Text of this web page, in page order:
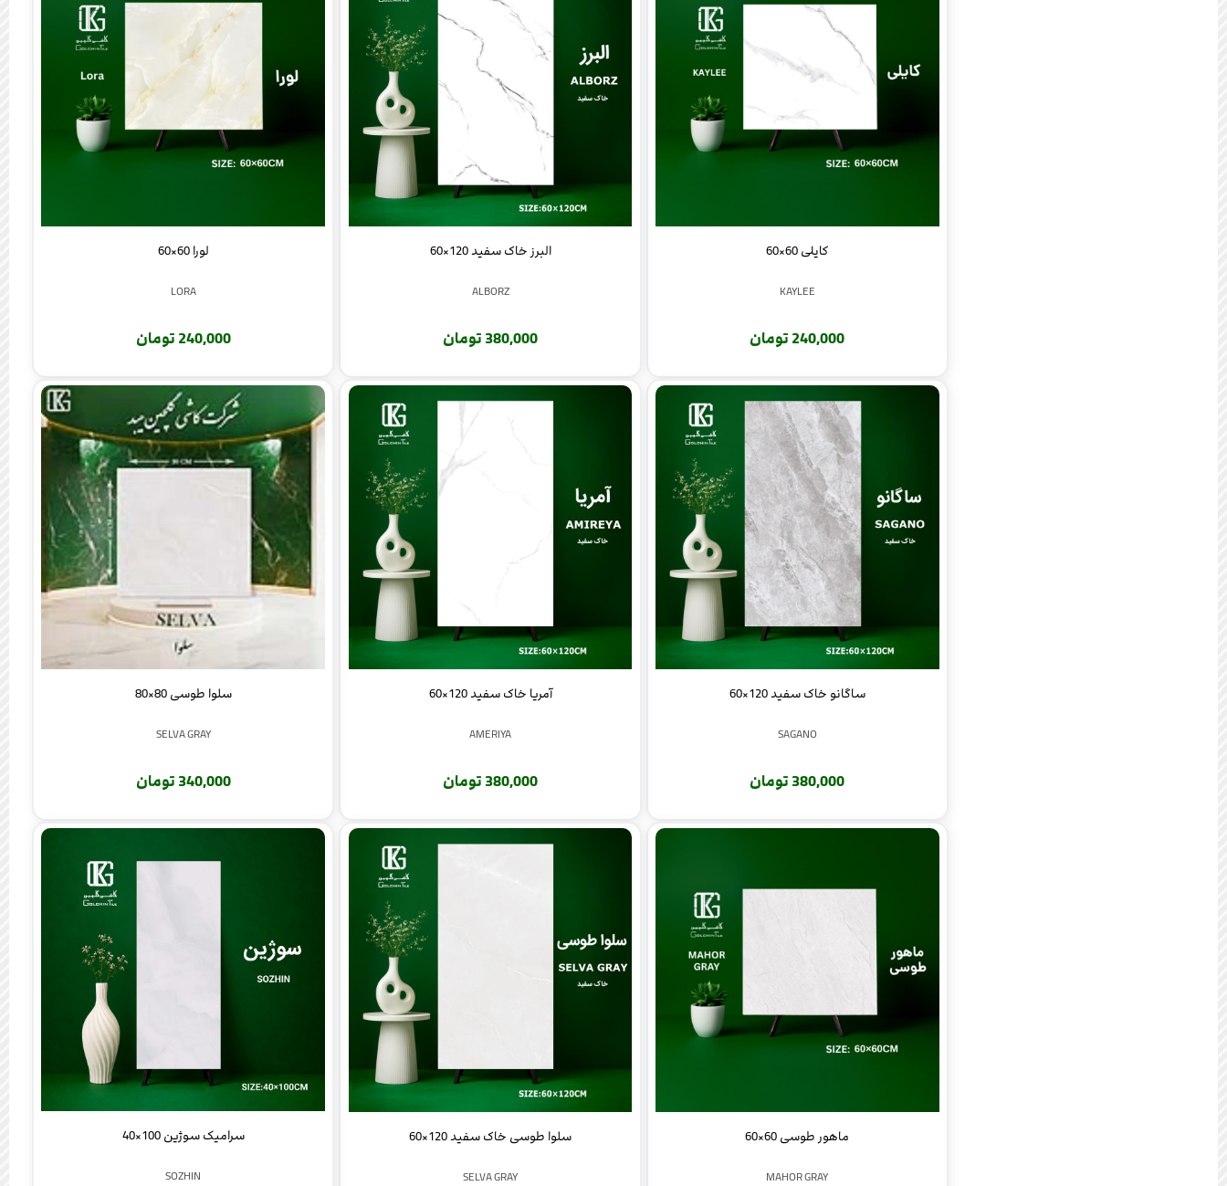
کایلی 60×60
KAYLEE
240,000 تومان
البرز خاک سفید 120×60
ALBORZ
380,000 تومان
لورا 60×60
LORA
240,000 تومان
ساگانو خاک سفید 120×60
SAGANO
380,000 تومان
آمریا خاک سفید 120×60
AMERIYA
380,000 تومان
سلوا طوسی 80×80
SELVA GRAY
340,000 تومان
ماهور طوسی 60×60
MAHOR GRAY
سلوا طوسی خاک سفید 120×60
SELVA GRAY
سرامیک سوژین 100×40
SOZHIN